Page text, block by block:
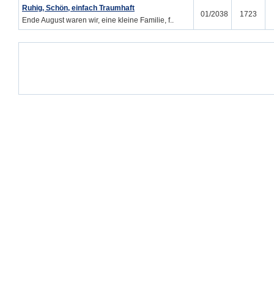
Ruhig, Schön, einfach Traumhaft
Ende August waren wir, eine kleine Familie, f..
01/2038 1723